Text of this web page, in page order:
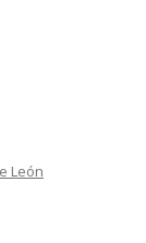
León